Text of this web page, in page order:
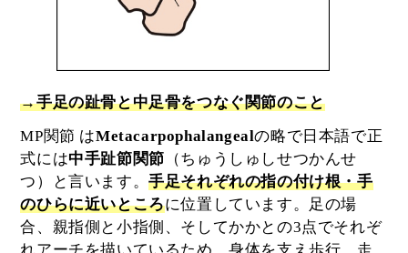
→手足の趾骨と中足骨をつなぐ関節のこと
MP関節 はMetacarpophalangealの略で日本語で正
式には中手趾節関節 （ちゅうしゅしせつかんせ
つ）と言います。手足それぞれの指の付け根・手
のひらに近いところに位置しています。足の場
合、親指側と小指側、そしてかかとの3点でそれぞ